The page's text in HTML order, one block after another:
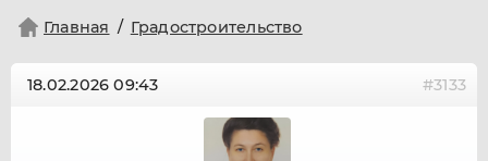
Главная Градостроительство
18.02.202609:43 #3133